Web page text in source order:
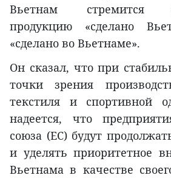
Вьетнам стремится
продукцию «сделано
«сделано во Вьетнаме».
Он сказал, что при
точки зрения
текстиля и спортивной
надеется, что
союза (ЕС) будут
и уделять приоритетное
Вьетнама в качестве